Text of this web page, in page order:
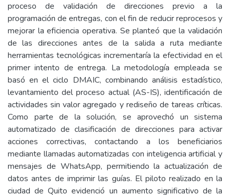
proceso de validación de direcciones previo a la
programación de entregas, con el fin de reducir reprocesos y
mejorar la eficiencia operativa. Se planteó que la validación
de las direcciones antes de la salida a ruta mediante
herramientas tecnológicas incrementaría la efectividad en el
primer intento de entrega. La metodología empleada se
basó en el ciclo DMAIC, combinando análisis estadístico,
levantamiento del proceso actual (AS-IS), identificación de
actividades sin valor agregado y rediseño de tareas críticas.
Como parte de la solución, se aprovechó un sistema
automatizado de clasificación de direcciones para activar
acciones correctivas, contactando a los beneficiarios
mediante llamadas automatizadas con inteligencia artificial y
mensajes de WhatsApp, permitiendo la actualización de
datos antes de imprimir las guías. El piloto realizado en la
ciudad de Quito evidenció un aumento significativo de la